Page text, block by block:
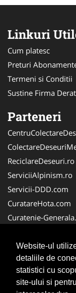
Website-ul
detaliile de
statistici cu
site-ului si
Linkuri
Cum platesc
Preturi
Termeni si Conditii
Sustine Firma
Parteneri
ReciclareDeseuri.ro
ServiciiAlpinism.ro
Servicii-DDD.com
CuratareHota.com
Curatenie-
Spalatorie-
Spalatorie-
Spalatorie-
Servicii-